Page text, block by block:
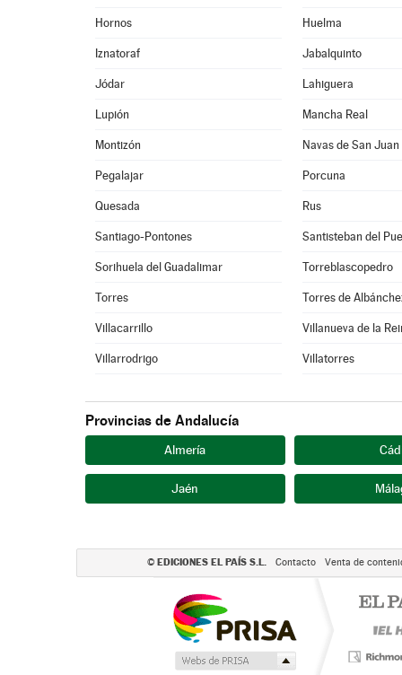
Hornos Huelma
Iznatoraf Jabalquinto
Jódar Lahiguera
Lupión Mancha Real
Montizón Navas de San Juan
Pegalajar Porcuna
Quesada Rus
Santiago-Pontones Santisteban del
Sorihuela del Guadalimar Torreblascopedro
Torres Torres de
Villacarrillo Villanueva de la
Villarrodrigo Villatorres
Provincias de Andalucía
Almería
Jaén
© EDICIONES EL PAÍS S.L. Contacto Venta de